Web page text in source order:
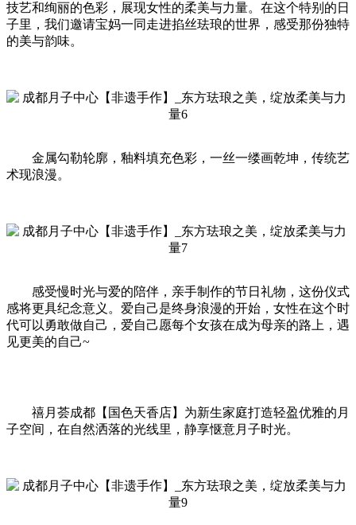
技艺和绚丽的色彩，展现女性的柔美与力量。在这个特别的日
子里，我们邀请宝妈一同走进掐丝珐琅的世界，感受那份独特
的美与韵味。
金属勾勒轮廓，釉料填充色彩，一丝一缕画乾坤，传统艺
术现浪漫。
感受慢时光与爱的陪伴，亲手制作的节日礼物，这份仪式
感将更具纪念意义。爱自己是终身浪漫的开始，女性在这个时
代可以勇敢做自己，爱自己愿每个女孩在成为母亲的路上，遇
见更美的自己~
禧月荟成都【国色天香店】为新生家庭打造轻盈优雅的月
子空间，在自然洒落的光线里，静享惬意月子时光。